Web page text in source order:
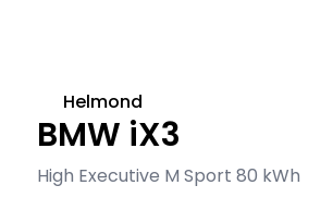
BMW iX3
High Executive M Sport 80 kWh
Helmond